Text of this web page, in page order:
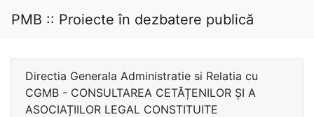
PMB :: Proiecte în dezbatere publică
Directia Generala Administratie si Relatia cu
CGMB - CONSULTAREA CETĂȚENILOR ȘI A
ASOCIAȚIILOR LEGAL CONSTITUITE